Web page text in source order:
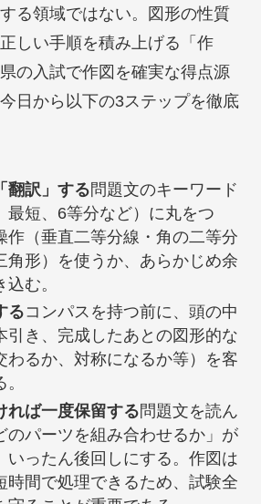
る領域ではない。図形の性質
しい手順を積み上げる「作
の入試で作図を確実な得点源
日から以下の3ステップを徹底
翻訳」する問題文のキーワード
最短、6等分など）に丸をつ
作（垂直二等分線・角の二等分
角形）を使うか、あらかじめ余
む。
るコンパスを持つ前に、頭の中
引き、完成したあとの図形的な
わるか、対称になるか等）を客
れば一度保留する問題文を読ん
のパーツを組み合わせるか」が
いったん後回しにする。作図は
時間で処理できるため、試験全